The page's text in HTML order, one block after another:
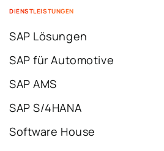
DIENSTLEISTUNGEN
SAP Lösungen
SAP für Automotive
SAP AMS
SAP S/4HANA
Software House